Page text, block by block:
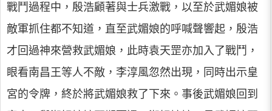
戰鬥過程中，殷浩顧著與士兵激戰，以至於武媚娘被
敵軍抓住都不知道，直至武媚娘的呼喊聲響起，殷浩
才回過神來營救武媚娘，此時袁天罡亦加入了戰鬥，
眼看南昌王等人不敵，李淳風忽然出現，同時出示皇
宮的令牌，終於將武媚娘救了下來。事後武媚娘回到